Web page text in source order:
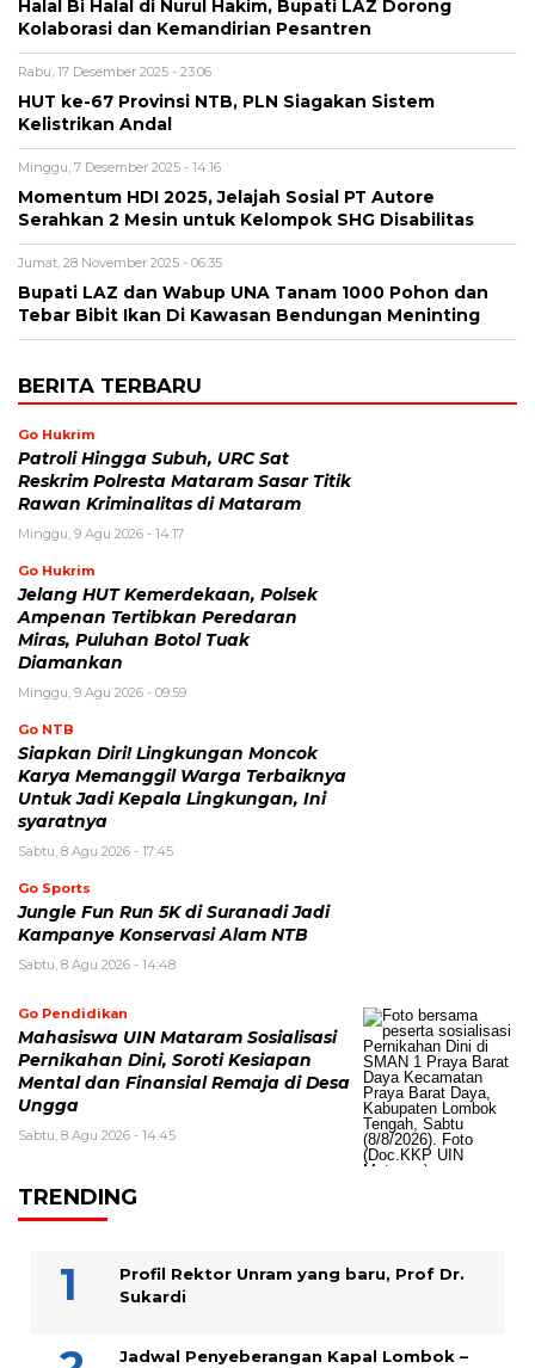
Halal Bi Halal di Nurul Hakim, Bupati LAZ Dorong
Kolaborasi dan Kemandirian Pesantren
Rabu, 17 Desember 2025 - 23:06
HUT ke-67 Provinsi NTB, PLN Siagakan Sistem
Kelistrikan Andal
Minggu, 7 Desember 2025 - 14:16
Momentum HDI 2025, Jelajah Sosial PT Autore
Serahkan 2 Mesin untuk Kelompok SHG Disabilitas
Jumat, 28 November 2025 - 06:35
Bupati LAZ dan Wabup UNA Tanam 1000 Pohon dan
Tebar Bibit Ikan Di Kawasan Bendungan Meninting
BERITA TERBARU
Go Hukrim
Patroli Hingga Subuh, URC Sat
Reskrim Polresta Mataram Sasar Titik
Rawan Kriminalitas di Mataram
Minggu, 9 Agu 2026 - 14:17
Go Hukrim
Jelang HUT Kemerdekaan, Polsek
Ampenan Tertibkan Peredaran
Miras, Puluhan Botol Tuak
Diamankan
Minggu, 9 Agu 2026 - 09:59
Go NTB
Siapkan Diri! Lingkungan Moncok
Karya Memanggil Warga Terbaiknya
Untuk Jadi Kepala Lingkungan, Ini
syaratnya
Sabtu, 8 Agu 2026 - 17:45
Go Sports
Jungle Fun Run 5K di Suranadi Jadi
Kampanye Konservasi Alam NTB
Sabtu, 8 Agu 2026 - 14:48
Go Pendidikan
Mahasiswa UIN Mataram Sosialisasi
Pernikahan Dini, Soroti Kesiapan
Mental dan Finansial Remaja di Desa
Ungga
Sabtu, 8 Agu 2026 - 14:45
TRENDING
Profil Rektor Unram yang baru, Prof Dr.
Sukardi
Jadwal Penyeberangan Kapal Lombok –